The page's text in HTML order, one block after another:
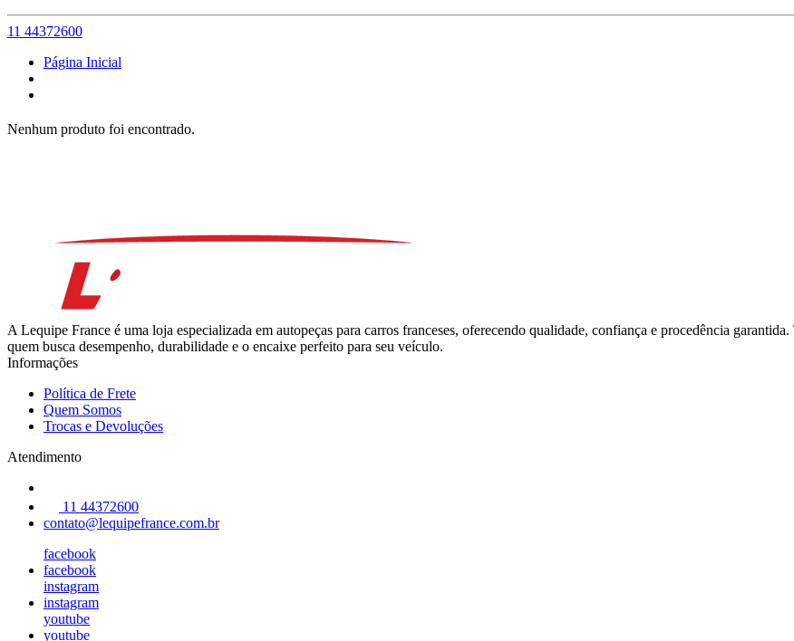
11 44372600
Página Inicial
Nenhum produto foi encontrado.
A Lequipe France é uma loja especializada em autopeças para carros franceses, oferecendo qualidade, confiança e procedência
quem busca desempenho, durabilidade e o encaixe perfeito para seu veículo.
Informações
Política de Frete
Quem Somos
Trocas e Devoluções
Atendimento
11 44372600
contato@lequipefrance.com.br
facebook
facebook
instagram
instagram
youtube
youtube